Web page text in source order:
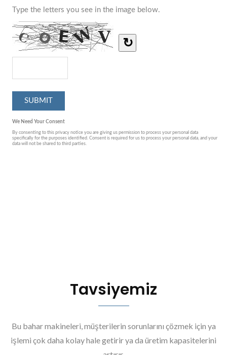
Tavsiyemiz
Bu bahar makineleri, müşterilerin sorunlarını çözmek için ya
işlemi çok daha kolay hale getirir ya da üretim kapasitelerini